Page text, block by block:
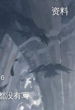
资料
没有写